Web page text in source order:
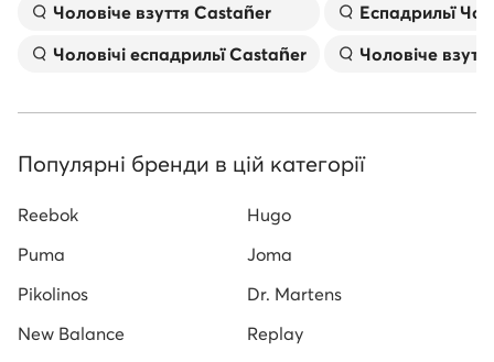
Чоловіче взуття Castañer
Чоловічі еспадрильї Castañer
Еспадрильї
Чоловіче
Популярні бренди в цій категорії
Reebok
Hugo
Puma
Joma
Pikolinos
Dr. Martens
New Balance
Replay